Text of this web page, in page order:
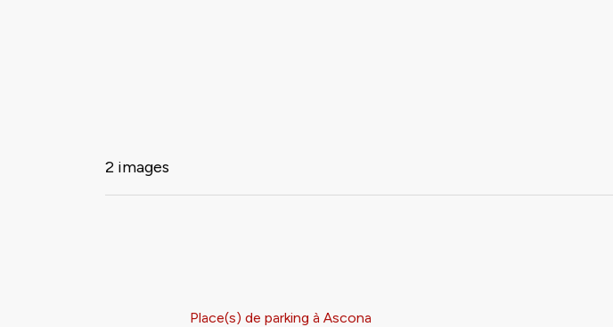
2 images
Place(s) de parking à Ascona